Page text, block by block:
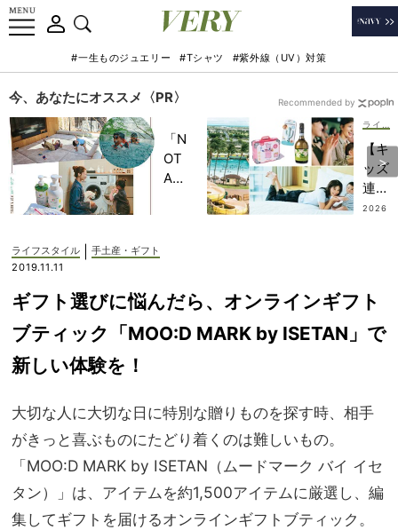
#一生ものジュエリー #Tシャツ #紫外線（UV）対策
今、あなたにオススメ〈PR〉
「N
OT
A
記憶
に一
生残
家族
旅】
を
【キ
ッズ
連れ
ハワ
ン！
プー
ルも
満喫
の
ンド
ア
ム」
2026
Recommended by
ライフスタイル
手土産・ギフト
2019.11.11
ギフト選びに悩んだら、オンラインギフト
ブティック「MOO:D MARK by ISETAN」で
新しい体験を！
大切な人に大切な日に特別な贈りものを探す時、相手
がきっと喜ぶものにたどり着くのは難しいもの。
「MOO:D MARK by ISETAN（ムードマーク バイ イセ
タン）」は、アイテムを約1,500アイテムに厳選し、編
集してギフトを届けるオンラインギフトブティック。